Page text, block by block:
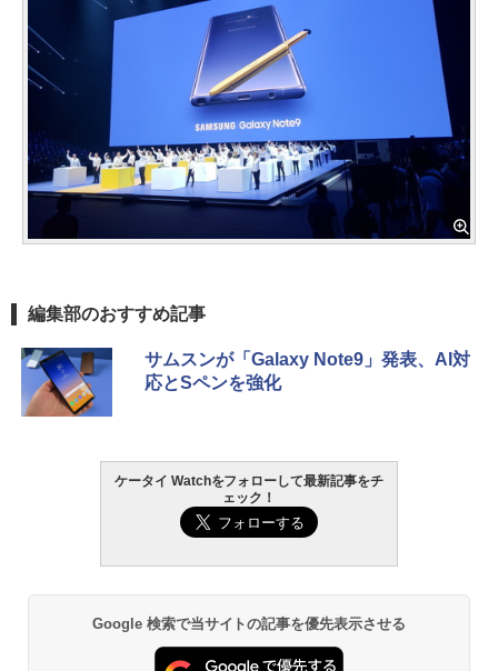
編集部のおすすめ記事
サムスンが「Galaxy Note9」発表、AI対
応とSペンを強化
ケータイ Watchをフォローして最新記事をチ
ェック！
Google 検索で当サイトの記事を優先表示させる